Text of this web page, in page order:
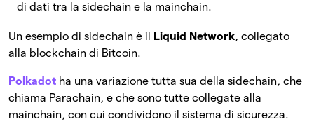
di dati tra la sidechain e la mainchain.
Un esempio di sidechain è il Liquid Network, collegato
alla blockchain di Bitcoin.
Polkadot ha una variazione tutta sua della sidechain, che
chiama Parachain, e che sono tutte collegate alla
mainchain, con cui condividono il sistema di sicurezza.